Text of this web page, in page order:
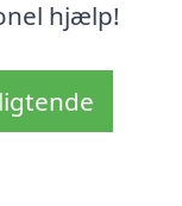
hjælp!